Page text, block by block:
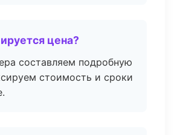
цена?
составляем подробную
стоимость и сроки